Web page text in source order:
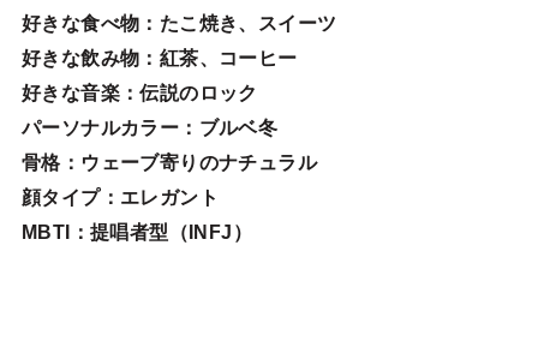
好きな食べ物 ：たこ焼き、スイーツ
好きな飲み物：紅茶、コーヒー
好きな音楽：伝説のロック
パーソナルカラー：ブルベ冬
骨格：ウェーブ寄りのナチュラル
顔タイプ：エレガン ト
MBTI：提唱者型（INFJ）